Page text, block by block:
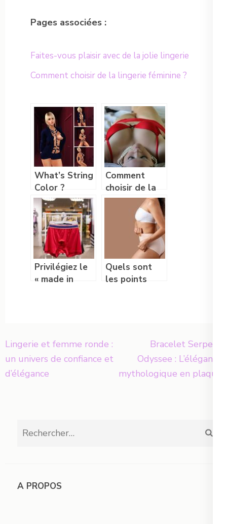
Pages associées :
Faites-vous plaisir avec de la jolie lingerie
Comment choisir de la lingerie féminine ?
What’s String
Color ?
Comment
choisir de la
lingerie
feminine ?
Privilégiez le
« made in
Quels sont
les points
menstruelle ?
Navigation
de
l’article
Lingerie et femme ronde :
un univers de confiance et
d’élégance
Bracelet Serpent
Odyssee : L’élégance
mythologique en plaqué
Rechercher :
A PROPOS